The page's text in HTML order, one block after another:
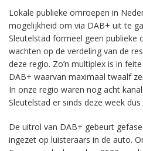
Lokale publieke omroepen in
mogelijkheid om via DAB+ uit te
Sleutelstad formeel geen
wachten op de verdeling van de
deze regio. Zo’n multiplex is in
DAB+ waarvan maximaal twaalf
In onze regio waren nog acht
Sleutelstad er sinds deze week dus
De uitrol van DAB+ gebeurt
ingezet op luisteraars in de auto.